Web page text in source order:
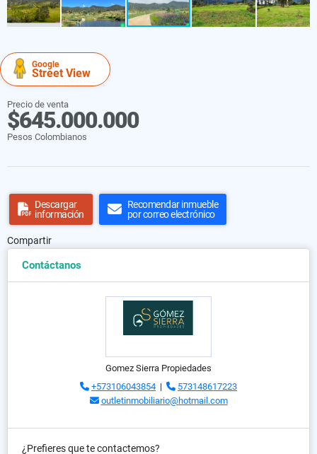
Google
Street View
Precio de venta
$645.000.000
Pesos Colombianos
Descargar
información
Recomendar inmueble
por correo electrónico
Compartir
Contáctanos
Gomez Sierra Propiedades
+573106043854 |
573148617223
outletinmobiliario@hotmail.com
¿Prefieres que te contactemos?